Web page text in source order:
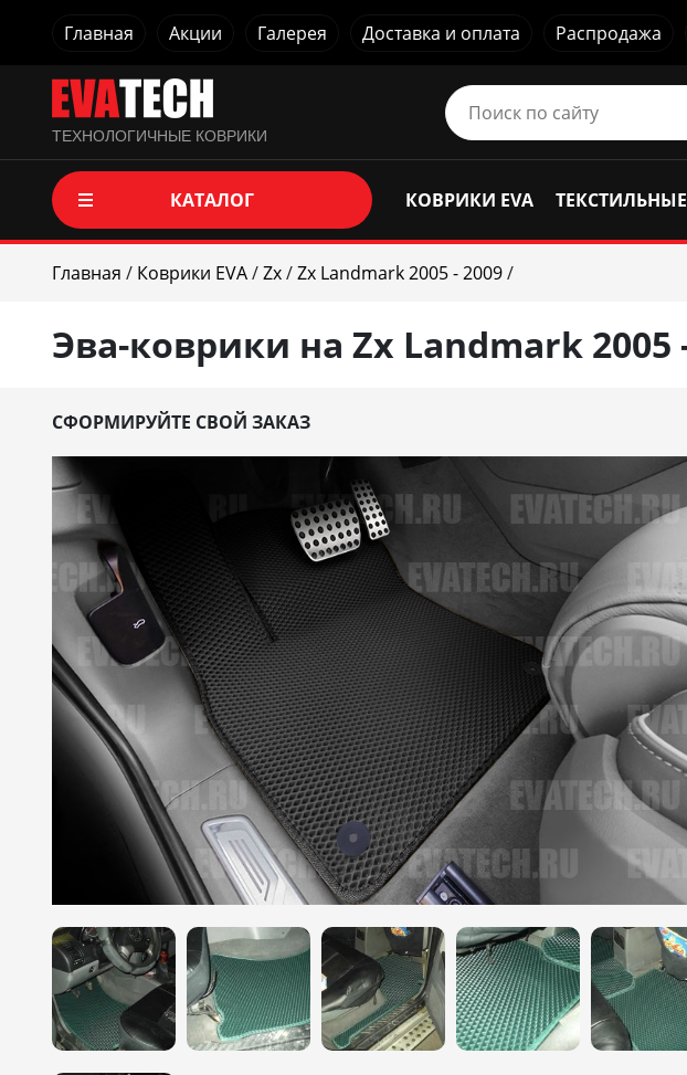
Главная Акции Галерея Доставка и оплата Распродажа
ТЕХНОЛОГИЧНЫЕ КОВРИКИ
КАТАЛОГ КОВРИКИ EVA
Главная / Коврики EVA/Zx/Zx Landmark 2005 - 2009/
Эва-коврики на Zx Landmark 2005
СФОРМИРУЙТЕ СВОЙ ЗАКАЗ